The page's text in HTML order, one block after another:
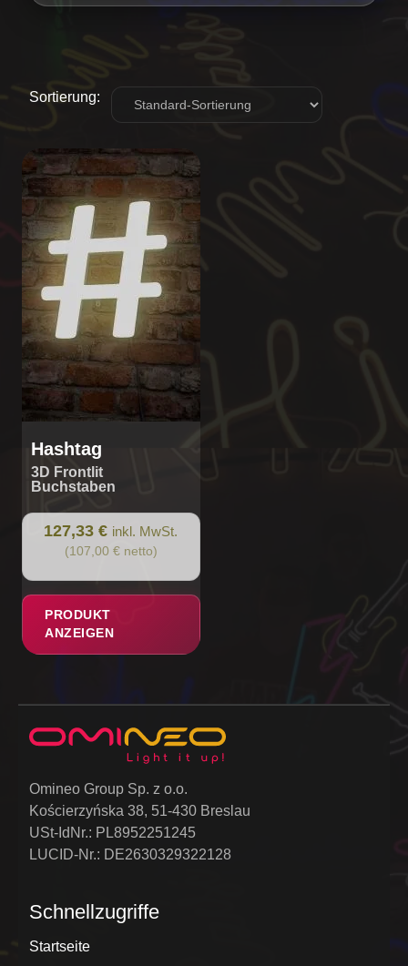
Sortierung:
Hashtag
3D Frontlit
Buchstaben
127,33 € inkl. MwSt.
(107,00 € netto)
PRODUKT
ANZEIGEN
Omineo Group Sp. z o.o.
Kościerzyńska 38, 51-430 Breslau
USt-IdNr.: PL8952251245
LUCID-Nr.: DE2630329322128
Schnellzugriffe
Startseite